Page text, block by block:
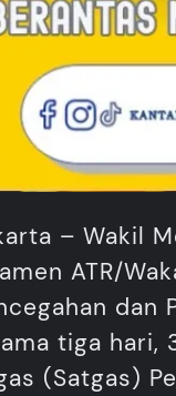
– Wakil
ATR/
dan
tiga hari,
(Satgas)